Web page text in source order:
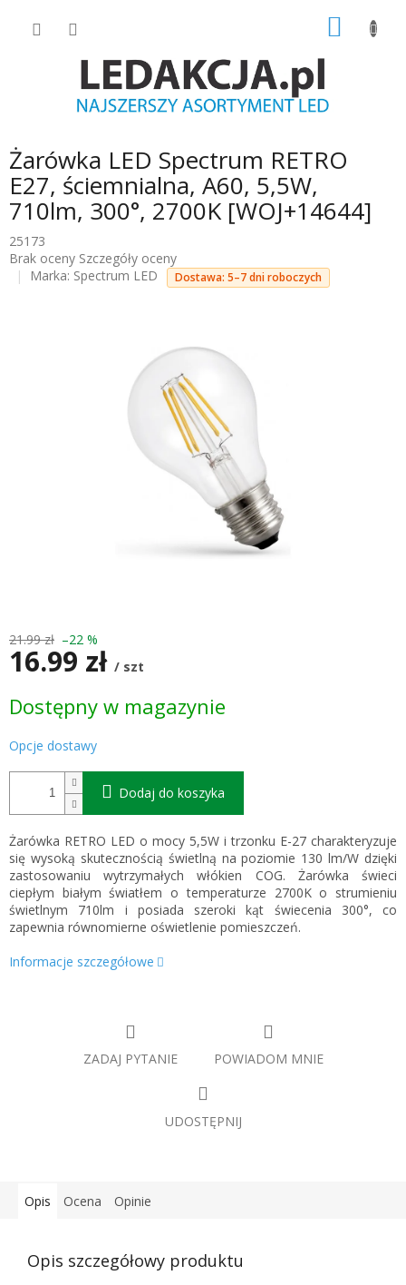
Żarówka LED Spectrum RETRO
E27, ściemnialna, A60, 5,5W,
710lm, 300°, 2700K [WOJ+14644]
25173
Średnia
ocena
Brak oceny Szczegóły oceny
Marka: Spectrum LED Dostawa: 5–7 dni roboczych
21.99 zł –22 %
16.99 zł / szt
jednostkowa:
Dostępny w magazynie
Opcje dostawy
Dodaj do koszyka
Żarówka RETRO LED o mocy 5,5W i trzonku E-27 charakteryzuje
się wysoką skutecznością świetlną na poziomie 130 lm/W dzięki
zastosowaniu wytrzymałych włókien COG. Żarówka świeci
ciepłym białym światłem o temperaturze 2700K o strumieniu
świetlnym 710lm i posiada szeroki kąt świecenia 300°, co
zapewnia równomierne oświetlenie pomieszczeń.
Informacje szczegółowe
ZADAJ PYTANIE POWIADOM MNIE
UDOSTĘPNIJ
Opis Ocena Opinie
Opis szczegółowy produktu